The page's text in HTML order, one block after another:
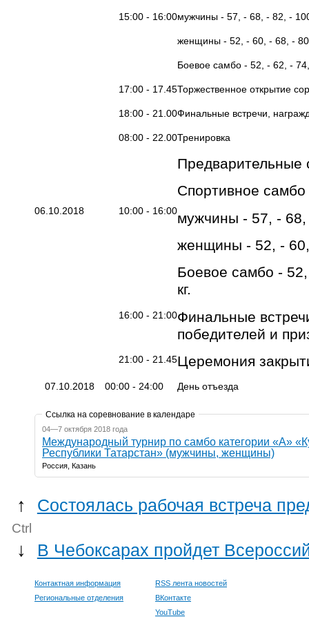
15:00 - 16:00мужчины - 57, - 68, - 82, -
женщины - 52, - 60, - 68, -
Боевое самбо - 52, - 62, -
17:00 - 17.45Торжественное открытие
18:00 - 21.00Финальные встречи,
06.10.2018
08:00 - 22.00Тренировка
10:00 - 16:00
Предварительные
Спортивное самбо
мужчины - 57, -
женщины - 52, -
Боевое самбо -
кг.
16:00 - 21:00Финальные
победителей и
21:00 - 21.45Церемония
07.10.2018 00:00 - 24:00 День отъезда
Ссылка на соревнование в календаре
04—7 октября 2018 года
Международный турнир по самбо категории «А»
Республики Татарстан» (мужчины, женщины)
Россия, Казань
↑ Состоялась рабочая встреча
Ctrl
↓ В Чебоксарах пройдет
Контактная информация
Региональные отделения
RSS лента новостей
ВКонтакте
YouTube